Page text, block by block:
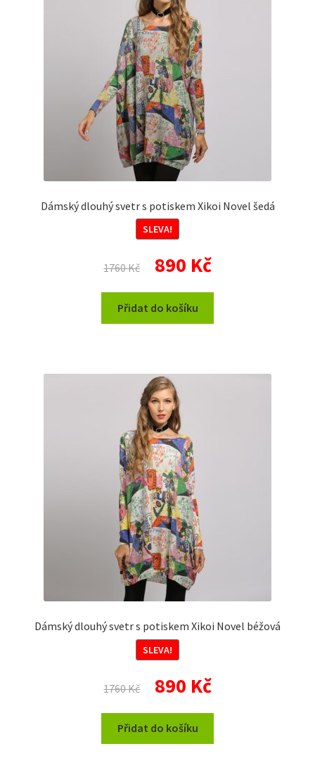
Dámský dlouhý svetr s potiskem Xikoi Novel šedá
SLEVA!
1760Kč
Původní
cena
byla:
1760 Kč.
890 KčAktuální
cena
je:
Přidat do košíku
Dámský dlouhý svetr s potiskem Xikoi Novel béžová
SLEVA!
1760Kč
Původní
cena
byla:
1760 Kč.
890 KčAktuální
cena
je:
Přidat do košíku